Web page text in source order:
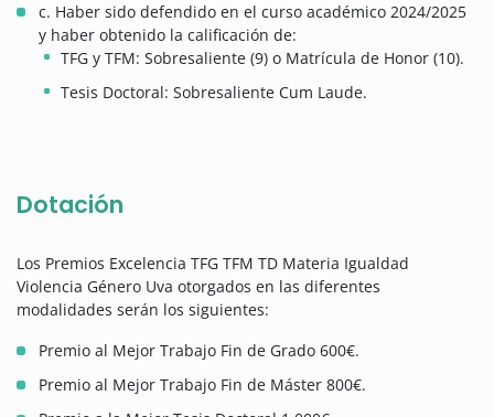
c. Haber sido defendido en el curso académico 2024/2025
y haber obtenido la calificación de:
TFG y TFM: Sobresaliente (9) o Matrícula de Honor (10).
Tesis Doctoral: Sobresaliente Cum Laude.
Dotación
Los Premios Excelencia TFG TFM TD Materia Igualdad
Violencia Género Uva otorgados en las diferentes
modalidades serán los siguientes:
Premio al Mejor Trabajo Fin de Grado 600€.
Premio al Mejor Trabajo Fin de Máster 800€.